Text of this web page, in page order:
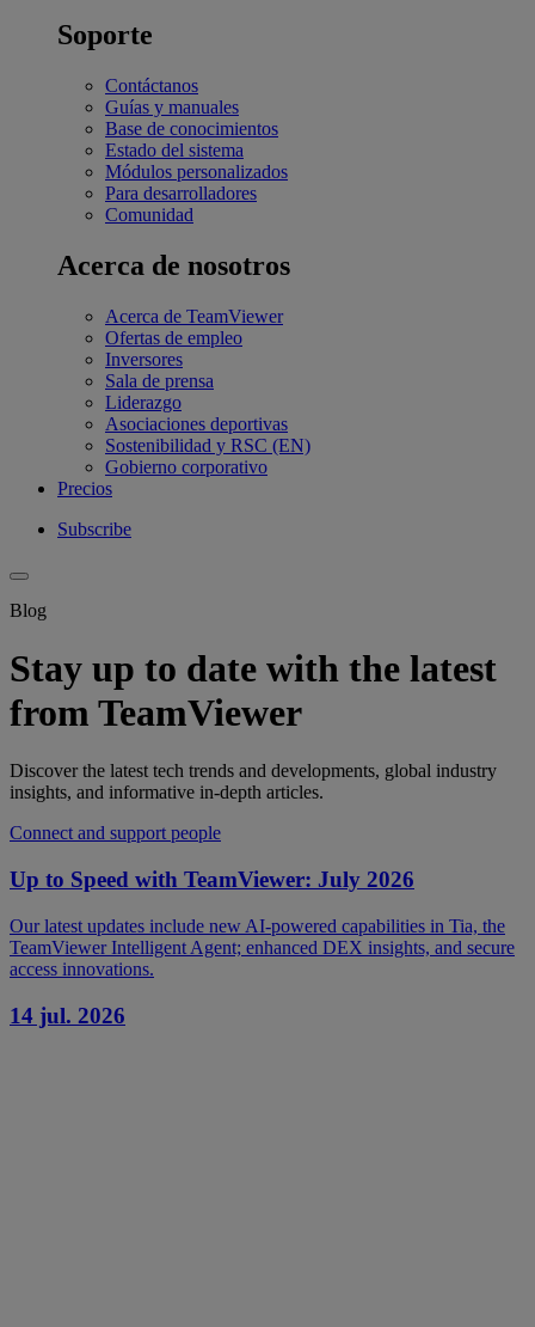
Soporte
Contáctanos
Guías y manuales
Base de conocimientos
Estado del sistema
Módulos personalizados
Para desarrolladores
Comunidad
Acerca de nosotros
Acerca de TeamViewer
Ofertas de empleo
Inversores
Sala de prensa
Liderazgo
Asociaciones deportivas
Sostenibilidad y RSC (EN)
Gobierno corporativo
Precios
Subscribe
Blog
Stay up to date with the latest
from TeamViewer
Discover the latest tech trends and developments, global industry
insights, and informative in-depth articles.
Connect and support people
Up to Speed with TeamViewer: July 2026
Our latest updates include new AI-powered capabilities in Tia, the
TeamViewer Intelligent Agent; enhanced DEX insights, and secure
access innovations.
14 jul. 2026